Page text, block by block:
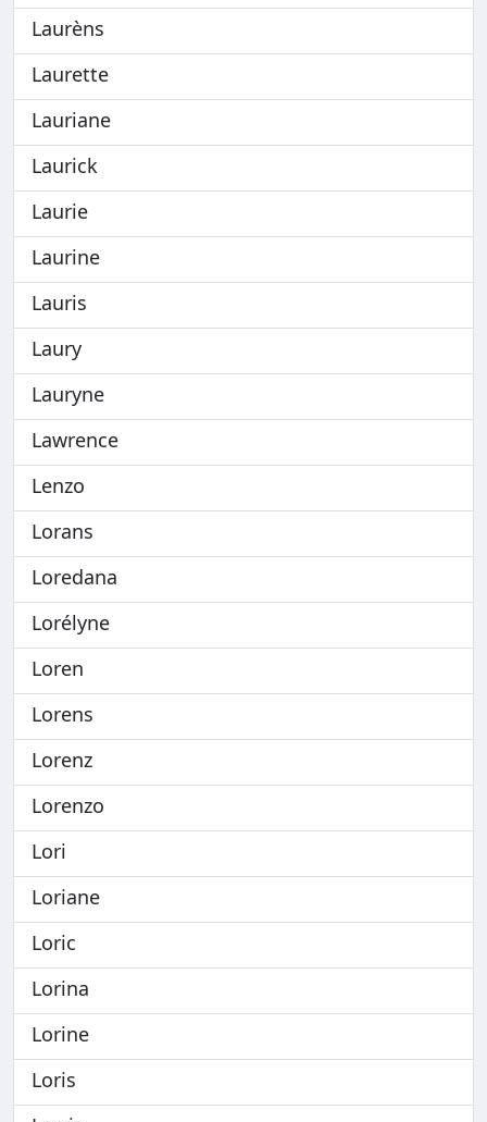
Laurèns
Laurette
Lauriane
Laurick
Laurie
Laurine
Lauris
Laury
Lauryne
Lawrence
Lenzo
Lorans
Loredana
Lorélyne
Loren
Lorens
Lorenz
Lorenzo
Lori
Loriane
Loric
Lorina
Lorine
Loris